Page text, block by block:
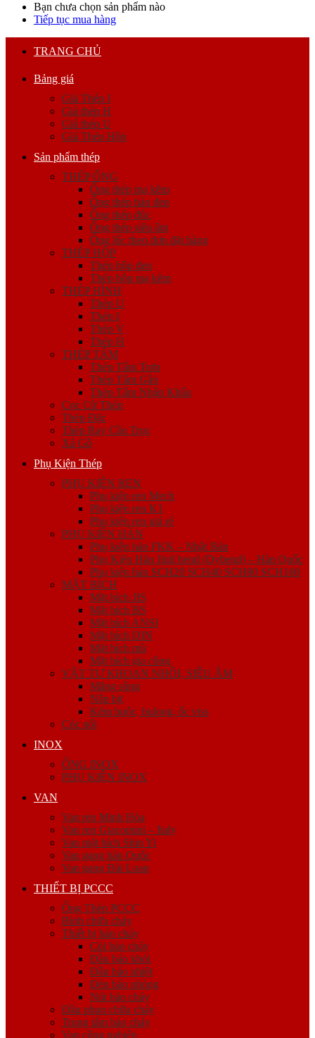
Bạn chưa chọn sản phẩm nào
Tiếp tục mua hàng
TRANG CHỦ
Bảng giá
Giá Thép I
Giá thép H
Giá thép U
Giá Thép Hộp
Sản phẩm thép
THÉP ỐNG
Ống thép mạ kẽm
Ống thép hàn đen
Ống thép đúc
Ống thép siêu âm
Ống lốc theo đơn đặt hàng
THÉP HỘP
Thép hộp đen
Thép hộp mạ kẽm
THÉP HÌNH
Thép U
Thép I
Thép V
Thép H
THÉP TẤM
Thép Tấm Trơn
Thép Tấm Gân
Thép Tấm Nhập Khẩu
Cọc Cừ Thép
Thép Đặc
Thép Ray Cầu Trục
Xà Gồ
Phụ Kiện Thép
PHỤ KIỆN REN
Phụ kiện ren Mech
Phụ kiện ren K1
Phụ kiện ren giá rẻ
PHỤ KIỆN HÀN
Phụ kiện hàn FKK – Nhật Bản
Phụ Kiện Hàn Jinil bend (Dybend) – Hàn Quốc
Phụ kiện hàn SCH20 SCH40 SCH80 SCH160
MẶT BÍCH
Mặt bích JIS
Mặt bích BS
Mặt bích ANSI
Mặt bích DIN
Mặt bích mù
Mặt bích gia công
VẬT TƯ KHOAN NHỒI, SIÊU ÂM
Măng sông
Nắp bịt
Kẽm buộc, bulong, ốc viss
Cóc nối
INOX
ỐNG INOX
PHỤ KIỆN INOX
VAN
Van ren Minh Hòa
Van ren Giacomini – Italy
Van mặt bích Shin Yi
Van gang hàn Quốc
Van gang Đài Loan
THIẾT BỊ PCCC
Ống Thép PCCC
Bình chữa cháy
Thiết bị báo cháy
Còi báo cháy
Đầu báo khói
Đầu báo nhiệt
Đèn báo phòng
Nút báo cháy
Đầu phun chữa cháy
Trung tâm báo cháy
Van công nghiệp